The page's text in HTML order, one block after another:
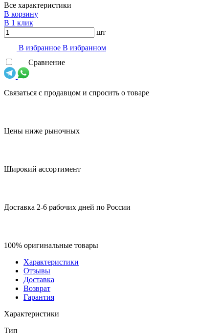
Все характеристики
В корзину
В 1 клик
шт
В избранноe В избранном
Сравнение
Связаться с продавцом и спросить о товаре
Цены ниже рыночных
Широкий ассортимент
Доставка 2-6 рабочих дней по России
100% оригинальные товары
Характеристики
Отзывы
Доставка
Возврат
Гарантия
Характеристики
Тип